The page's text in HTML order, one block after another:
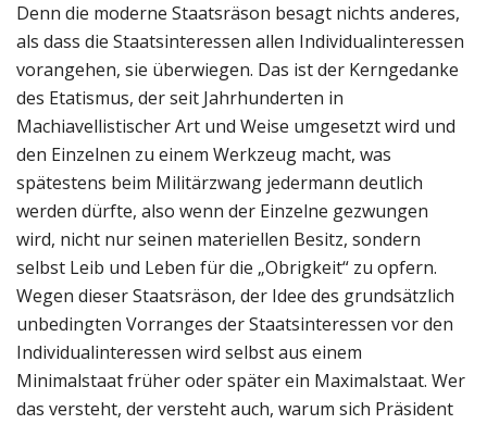
Denn die moderne Staatsräson besagt nichts anderes,
als dass die Staatsinteressen allen Individualinteressen
vorangehen, sie überwiegen. Das ist der Kerngedanke
des Etatismus, der seit Jahrhunderten in
Machiavellistischer Art und Weise umgesetzt wird und
den Einzelnen zu einem Werkzeug macht, was
spätestens beim Militärzwang jedermann deutlich
werden dürfte, also wenn der Einzelne gezwungen
wird, nicht nur seinen materiellen Besitz, sondern
selbst Leib und Leben für die „Obrigkeit“ zu opfern.
Wegen dieser Staatsräson, der Idee des grundsätzlich
unbedingten Vorranges der Staatsinteressen vor den
Individualinteressen wird selbst aus einem
Minimalstaat früher oder später ein Maximalstaat. Wer
das versteht, der versteht auch, warum sich Präsident